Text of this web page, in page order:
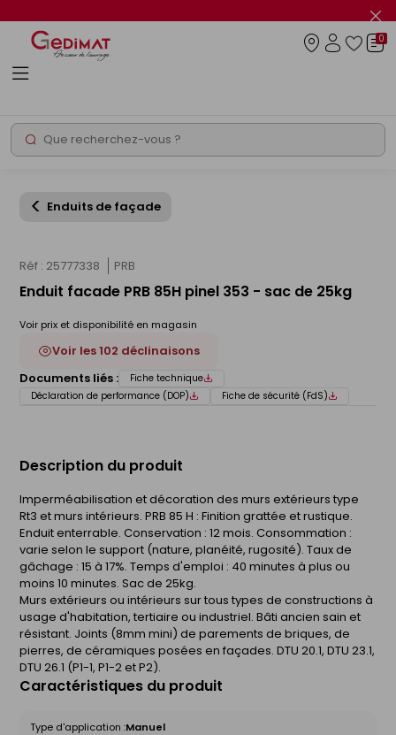
le
info
Rechercher
0
Enduits de façade
Réf : 25777338 PRB
Enduit facade PRB 85H pinel 353 - sac de 25kg
Voir prix et disponibilité en magasin
Voir les 102 déclinaisons
Documents liés :
Fiche technique
Déclaration de performance (DOP)
Fiche de sécurité (FdS)
Description du produit
Imperméabilisation et décoration des murs extérieurs type
Rt3 et murs intérieurs. PRB 85 H : Finition grattée et rustique.
Enduit enterrable. Conservation : 12 mois. Consommation :
varie selon le support (nature, planéité, rugosité). Taux de
gâchage : 15 à 17%. Temps d'emploi : 40 minutes à plus ou
moins 10 minutes. Sac de 25kg.
Murs extérieurs ou intérieurs sur tous types de constructions à
usage d'habitation, tertiaire ou industriel. Bâti ancien sain et
résistant. Joints (8mm mini) de parements de briques, de
pierres, de céramiques posées en façades. DTU 20.1, DTU 23.1,
DTU 26.1 (P1-1, P1-2 et P2).
Caractéristiques du produit
Type d'application :Manuel